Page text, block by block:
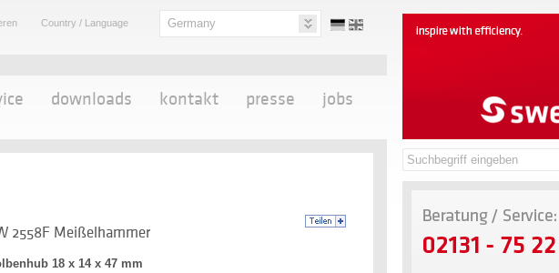
Country / Language Germany
downloads kontakt presse jobs
2558F Meißelhammer
18 x 14 x 47 mm